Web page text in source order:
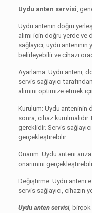
Uydu anten servisi,
Uydu antenin doğru
alımı için doğru yerde
sağlayıcı, uydu
belirleyebilir ve cihazı
Ayarlama: Uydu anteni,
servis sağlayıcı
alımını optimize etmek
Kurulum: Uydu anteninin
sonra, cihaz
gereklidir. Servis
gerçekleştirebilir.
Onarım: Uydu anteni
onarımını
Değiştirme: Uydu anteni
servis sağlayıcı, cihazın
Uydu anten servisi, birçok